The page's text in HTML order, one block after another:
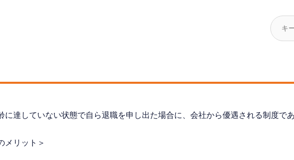
に達していない状態で自ら退職を申し出た場合に、会社から優遇される制度で
メリット＞